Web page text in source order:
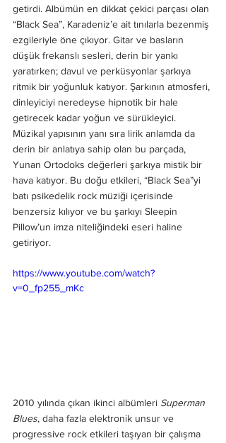
getirdi. Albümün en dikkat çekici parçası olan
“Black Sea”, Karadeniz’e ait tınılarla bezenmiş
ezgileriyle öne çıkıyor. Gitar ve basların
düşük frekanslı sesleri, derin bir yankı
yaratırken; davul ve perküsyonlar şarkıya
ritmik bir yoğunluk katıyor. Şarkının atmosferi,
dinleyiciyi neredeyse hipnotik bir hale
getirecek kadar yoğun ve sürükleyici.
Müzikal yapısının yanı sıra lirik anlamda da
derin bir anlatıya sahip olan bu parçada,
Yunan Ortodoks değerleri şarkıya mistik bir
hava katıyor. Bu doğu etkileri, “Black Sea”yi
batı psikedelik rock müziği içerisinde
benzersiz kılıyor ve bu şarkıyı Sleepin
Pillow’un imza niteliğindeki eseri haline
getiriyor.
https://www.youtube.com/watch?
v=0_fp255_mKc
2010 yılında çıkan ikinci albümleri Superman
Blues, daha fazla elektronik unsur ve
progressive rock etkileri taşıyan bir çalışma